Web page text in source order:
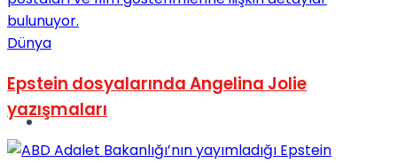
Podcast
Dünya
Epstein dosyalarında Angelina Jolie
yazışmaları